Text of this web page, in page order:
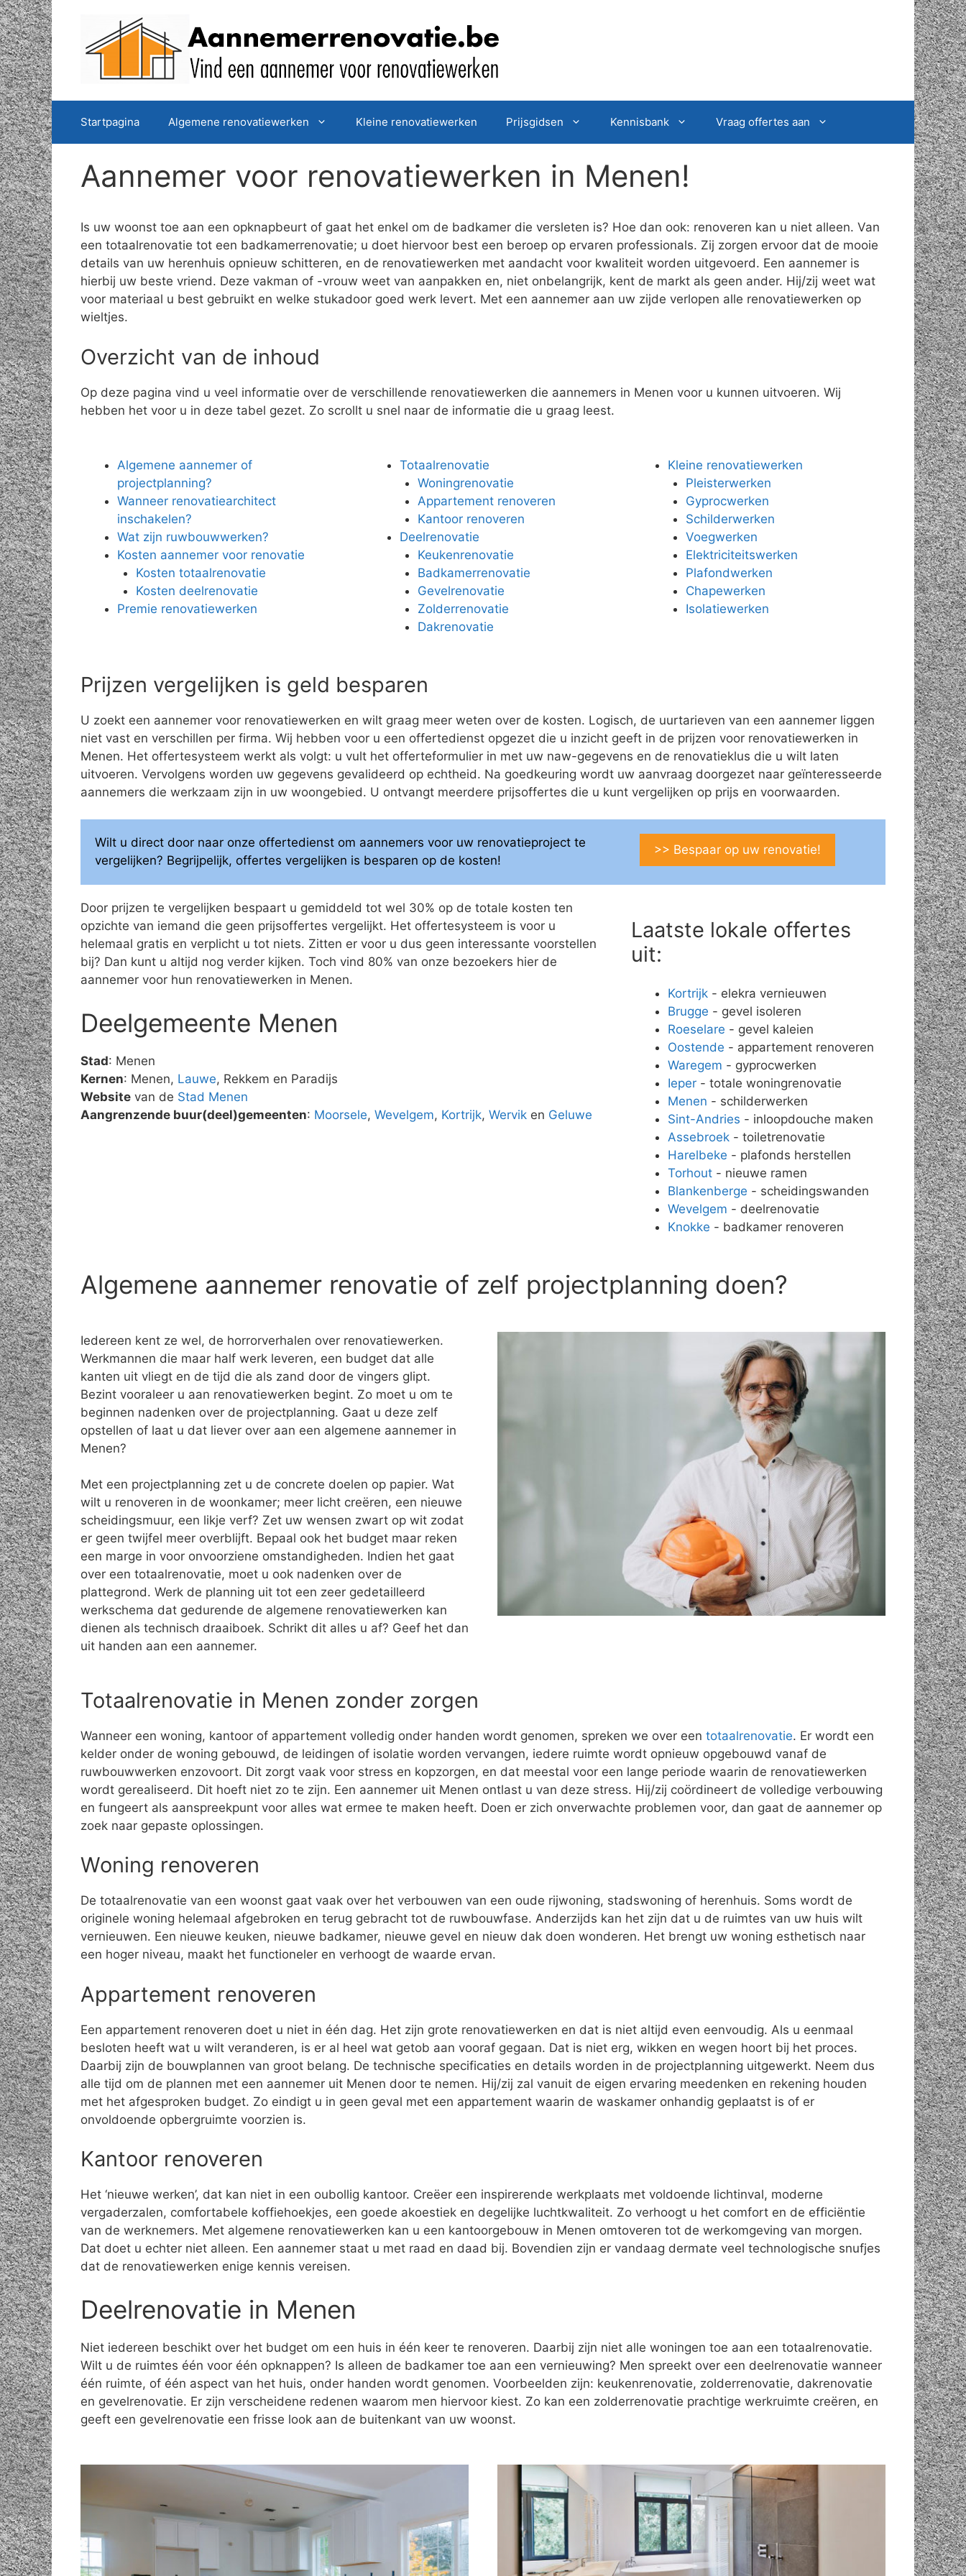
Spring
naar
de
inhoud
Startpagina Algemene renovatiewerken Kleine renovatiewerken Prijsgidsen Kennisbank Vraag offertes aan
Aannemer voor renovatiewerken in Menen!
Is uw woonst toe aan een opknapbeurt of gaat het enkel om de badkamer die versleten is? Hoe dan ook: renoveren kan u niet alleen. Van
een totaalrenovatie tot een badkamerrenovatie; u doet hiervoor best een beroep op ervaren professionals. Zij zorgen ervoor dat de mooie
details van uw herenhuis opnieuw schitteren, en de renovatiewerken met aandacht voor kwaliteit worden uitgevoerd. Een aannemer is
hierbij uw beste vriend. Deze vakman of -vrouw weet van aanpakken en, niet onbelangrijk, kent de markt als geen ander. Hij/zij weet wat
voor materiaal u best gebruikt en welke stukadoor goed werk levert. Met een aannemer aan uw zijde verlopen alle renovatiewerken op
wieltjes.
Overzicht van de inhoud
Op deze pagina vind u veel informatie over de verschillende renovatiewerken die aannemers in Menen voor u kunnen uitvoeren. Wij
hebben het voor u in deze tabel gezet. Zo scrollt u snel naar de informatie die u graag leest.
Algemene aannemer of
projectplanning?
Wanneer renovatiearchitect
inschakelen?
Wat zijn ruwbouwwerken?
Kosten aannemer voor renovatie
Kosten totaalrenovatie
Kosten deelrenovatie
Premie renovatiewerken
Totaalrenovatie
Woningrenovatie
Appartement renoveren
Kantoor renoveren
Deelrenovatie
Keukenrenovatie
Badkamerrenovatie
Gevelrenovatie
Zolderrenovatie
Dakrenovatie
Kleine renovatiewerken
Pleisterwerken
Gyprocwerken
Schilderwerken
Voegwerken
Elektriciteitswerken
Plafondwerken
Chapewerken
Isolatiewerken
Prijzen vergelijken is geld besparen
U zoekt een aannemer voor renovatiewerken en wilt graag meer weten over de kosten. Logisch, de uurtarieven van een aannemer liggen
niet vast en verschillen per firma. Wij hebben voor u een offertedienst opgezet die u inzicht geeft in de prijzen voor renovatiewerken in
Menen. Het offertesysteem werkt als volgt: u vult het offerteformulier in met uw naw-gegevens en de renovatieklus die u wilt laten
uitvoeren. Vervolgens worden uw gegevens gevalideerd op echtheid. Na goedkeuring wordt uw aanvraag doorgezet naar geïnteresseerde
aannemers die werkzaam zijn in uw woongebied. U ontvangt meerdere prijsoffertes die u kunt vergelijken op prijs en voorwaarden.
Wilt u direct door naar onze offertedienst om aannemers voor uw renovatieproject te
vergelijken? Begrijpelijk, offertes vergelijken is besparen op de kosten!
>> Bespaar op uw renovatie!
Door prijzen te vergelijken bespaart u gemiddeld tot wel 30% op de totale kosten ten
opzichte van iemand die geen prijsoffertes vergelijkt. Het offertesysteem is voor u
helemaal gratis en verplicht u tot niets. Zitten er voor u dus geen interessante voorstellen
bij? Dan kunt u altijd nog verder kijken. Toch vind 80% van onze bezoekers hier de
aannemer voor hun renovatiewerken in Menen.
Deelgemeente Menen
Stad: Menen
Kernen: Menen, Lauwe, Rekkem en Paradijs
Website van de Stad Menen
Aangrenzende buur(deel)gemeenten: Moorsele, Wevelgem, Kortrijk, Wervik en Geluwe
Laatste lokale offertes
uit:
Kortrijk- elekra vernieuwen
Brugge - gevel isoleren
Roeselare - gevel kaleien
Oostende - appartement renoveren
Waregem - gyprocwerken
Ieper- totale woningrenovatie
Menen - schilderwerken
Sint-Andries - inloopdouche maken
Assebroek- toiletrenovatie
Harelbeke - plafonds herstellen
Torhout- nieuwe ramen
Blankenberge - scheidingswanden
Wevelgem - deelrenovatie
Knokke - badkamer renoveren
Algemene aannemer renovatie of zelf projectplanning doen?
Iedereen kent ze wel, de horrorverhalen over renovatiewerken.
Werkmannen die maar half werk leveren, een budget dat alle
kanten uit vliegt en de tijd die als zand door de vingers glipt.
Bezint vooraleer u aan renovatiewerken begint. Zo moet u om te
beginnen nadenken over de projectplanning. Gaat u deze zelf
opstellen of laat u dat liever over aan een algemene aannemer in
Menen?
Met een projectplanning zet u de concrete doelen op papier. Wat
wilt u renoveren in de woonkamer; meer licht creëren, een nieuwe
scheidingsmuur, een likje verf? Zet uw wensen zwart op wit zodat
er geen twijfel meer overblijft. Bepaal ook het budget maar reken
een marge in voor onvoorziene omstandigheden. Indien het gaat
over een totaalrenovatie, moet u ook nadenken over de
plattegrond. Werk de planning uit tot een zeer gedetailleerd
werkschema dat gedurende de algemene renovatiewerken kan
dienen als technisch draaiboek. Schrikt dit alles u af? Geef het dan
uit handen aan een aannemer.
Totaalrenovatie in Menen zonder zorgen
Wanneer een woning, kantoor of appartement volledig onder handen wordt genomen, spreken we over een totaalrenovatie. Er wordt een
kelder onder de woning gebouwd, de leidingen of isolatie worden vervangen, iedere ruimte wordt opnieuw opgebouwd vanaf de
ruwbouwwerken enzovoort. Dit zorgt vaak voor stress en kopzorgen, en dat meestal voor een lange periode waarin de renovatiewerken
wordt gerealiseerd. Dit hoeft niet zo te zijn. Een aannemer uit Menen ontlast u van deze stress. Hij/zij coördineert de volledige verbouwing
en fungeert als aanspreekpunt voor alles wat ermee te maken heeft. Doen er zich onverwachte problemen voor, dan gaat de aannemer op
zoek naar gepaste oplossingen.
Woning renoveren
De totaalrenovatie van een woonst gaat vaak over het verbouwen van een oude rijwoning, stadswoning of herenhuis. Soms wordt de
originele woning helemaal afgebroken en terug gebracht tot de ruwbouwfase. Anderzijds kan het zijn dat u de ruimtes van uw huis wilt
vernieuwen. Een nieuwe keuken, nieuwe badkamer, nieuwe gevel en nieuw dak doen wonderen. Het brengt uw woning esthetisch naar
een hoger niveau, maakt het functioneler en verhoogt de waarde ervan.
Appartement renoveren
Een appartement renoveren doet u niet in één dag. Het zijn grote renovatiewerken en dat is niet altijd even eenvoudig. Als u eenmaal
besloten heeft wat u wilt veranderen, is er al heel wat getob aan vooraf gegaan. Dat is niet erg, wikken en wegen hoort bij het proces.
Daarbij zijn de bouwplannen van groot belang. De technische specificaties en details worden in de projectplanning uitgewerkt. Neem dus
alle tijd om de plannen met een aannemer uit Menen door te nemen. Hij/zij zal vanuit de eigen ervaring meedenken en rekening houden
met het afgesproken budget. Zo eindigt u in geen geval met een appartement waarin de waskamer onhandig geplaatst is of er
onvoldoende opbergruimte voorzien is.
Kantoor renoveren
Het ‘nieuwe werken’, dat kan niet in een oubollig kantoor. Creëer een inspirerende werkplaats met voldoende lichtinval, moderne
vergaderzalen, comfortabele koffiehoekjes, een goede akoestiek en degelijke luchtkwaliteit. Zo verhoogt u het comfort en de efficiëntie
van de werknemers. Met algemene renovatiewerken kan u een kantoorgebouw in Menen omtoveren tot de werkomgeving van morgen.
Dat doet u echter niet alleen. Een aannemer staat u met raad en daad bij. Bovendien zijn er vandaag dermate veel technologische snufjes
dat de renovatiewerken enige kennis vereisen.
Deelrenovatie in Menen
Niet iedereen beschikt over het budget om een huis in één keer te renoveren. Daarbij zijn niet alle woningen toe aan een totaalrenovatie.
Wilt u de ruimtes één voor één opknappen? Is alleen de badkamer toe aan een vernieuwing? Men spreekt over een deelrenovatie wanneer
één ruimte, of één aspect van het huis, onder handen wordt genomen. Voorbeelden zijn: keukenrenovatie, zolderrenovatie, dakrenovatie
en gevelrenovatie. Er zijn verscheidene redenen waarom men hiervoor kiest. Zo kan een zolderrenovatie prachtige werkruimte creëren, en
geeft een gevelrenovatie een frisse look aan de buitenkant van uw woonst.